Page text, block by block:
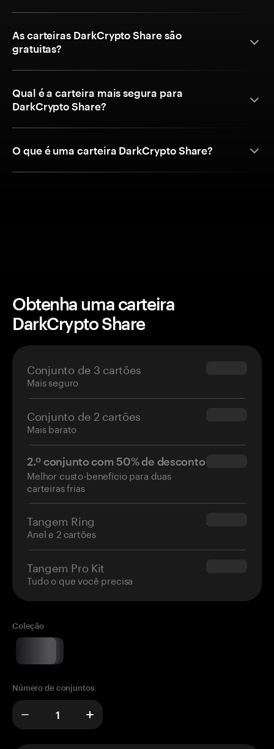
As carteiras DarkCrypto Share são
gratuitas?
Qual é a carteira mais segura para
DarkCrypto Share?
O que é uma carteira DarkCrypto Share?
Obtenha uma carteira
DarkCrypto Share
Conjunto de 3 cartões
Mais seguro
$69.90
Conjunto de 2 cartões
Mais barato
$54.90
2.º conjunto com 50% de desconto
Melhor custo-benefício para duas
carteiras frias
$34.95
Tangem Ring
Anel e 2 cartões
$160.00
Tangem Pro Kit
Tudo o que você precisa
$180.00
Coleção
Número de conjuntos